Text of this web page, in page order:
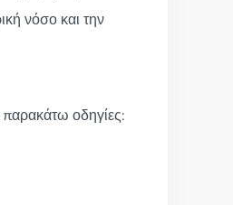
νόσο και την
οδηγίες: